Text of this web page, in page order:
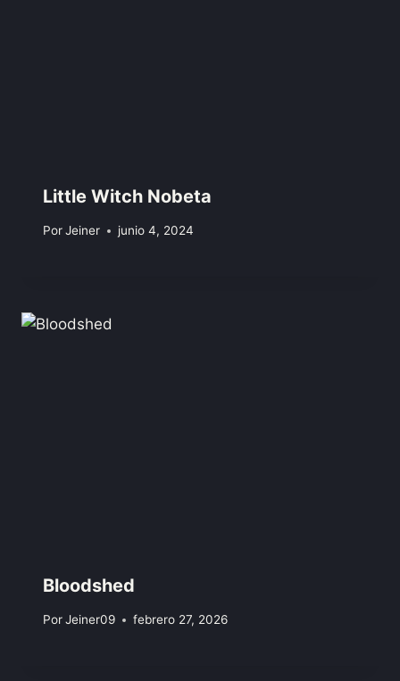
Little Witch Nobeta
PorJeiner junio 4, 2024
Bloodshed
PorJeiner09 febrero 27, 2026